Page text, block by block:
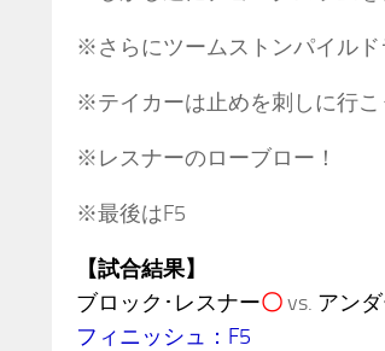
※さらにツームストンパイルド
※テイカーは止めを刺しに行
※レスナーのローブロー！
※最後はF5
【試合結果】
ブロック･レスナー〇vs. アン
フィニッシュ：F5